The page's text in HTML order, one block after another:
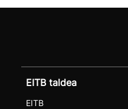
EITB taldea
EITB